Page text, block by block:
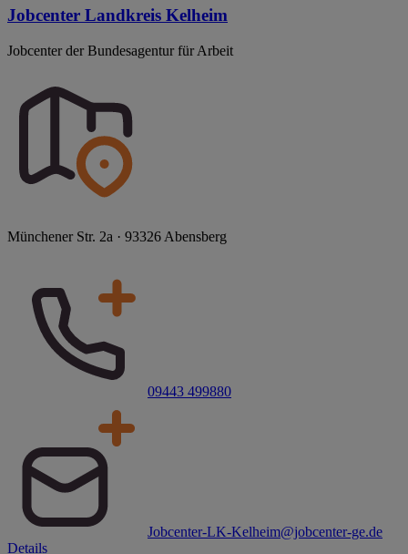
Jobcenter Landkreis Kelheim
Jobcenter der Bundesagentur für Arbeit
Münchener Str. 2a · 93326 Abensberg
09443 499880
Jobcenter-LK-Kelheim@jobcenter-ge.de
Details